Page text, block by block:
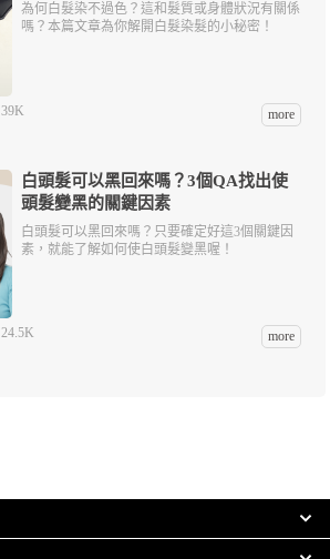
為何白髮染不過色？這和髮質或身體狀況有關係
嗎？本篇文章為你解開白髮染髮的小秘密！
39K more
白頭髮可以黑回來嗎？3個QA找出使
頭髮變黑的關鍵因素
白頭髮可以黑回來嗎？只要確定好這3個關鍵因
素，就能了解如何使白頭髮變黑喔！
24.5K more